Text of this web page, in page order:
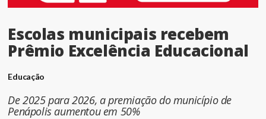
Escolas municipais recebem
Prêmio Excelência Educacional
Educação
De 2025 para 2026, a premiação do município de
Penápolis aumentou em 50%